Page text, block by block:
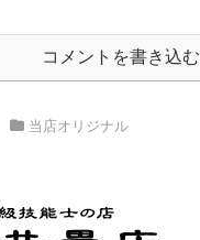
コメントを書き込む
当店オリジナル